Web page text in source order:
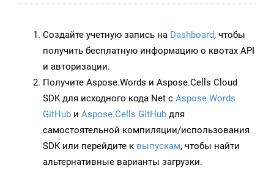
Создайте учетную запись на Dashboard, чтобы
получить бесплатную информацию о квотах API
и авторизации.
Получите Aspose.Words и Aspose.Cells Cloud
SDK для исходного кода Net с Aspose.Words
GitHub и Aspose.Cells GitHub для
самостоятельной компиляции/использования
SDK или перейдите к выпускам, чтобы найти
альтернативные варианты загрузки.